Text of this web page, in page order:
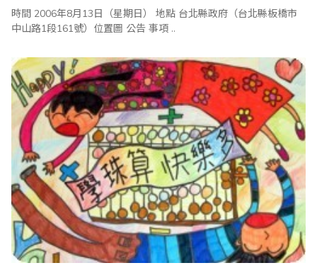
時間 2006年8月13日（星期日） 地點 台北縣政府（台北縣板橋市
中山路1段161號）位置圖 公告 事項 ..